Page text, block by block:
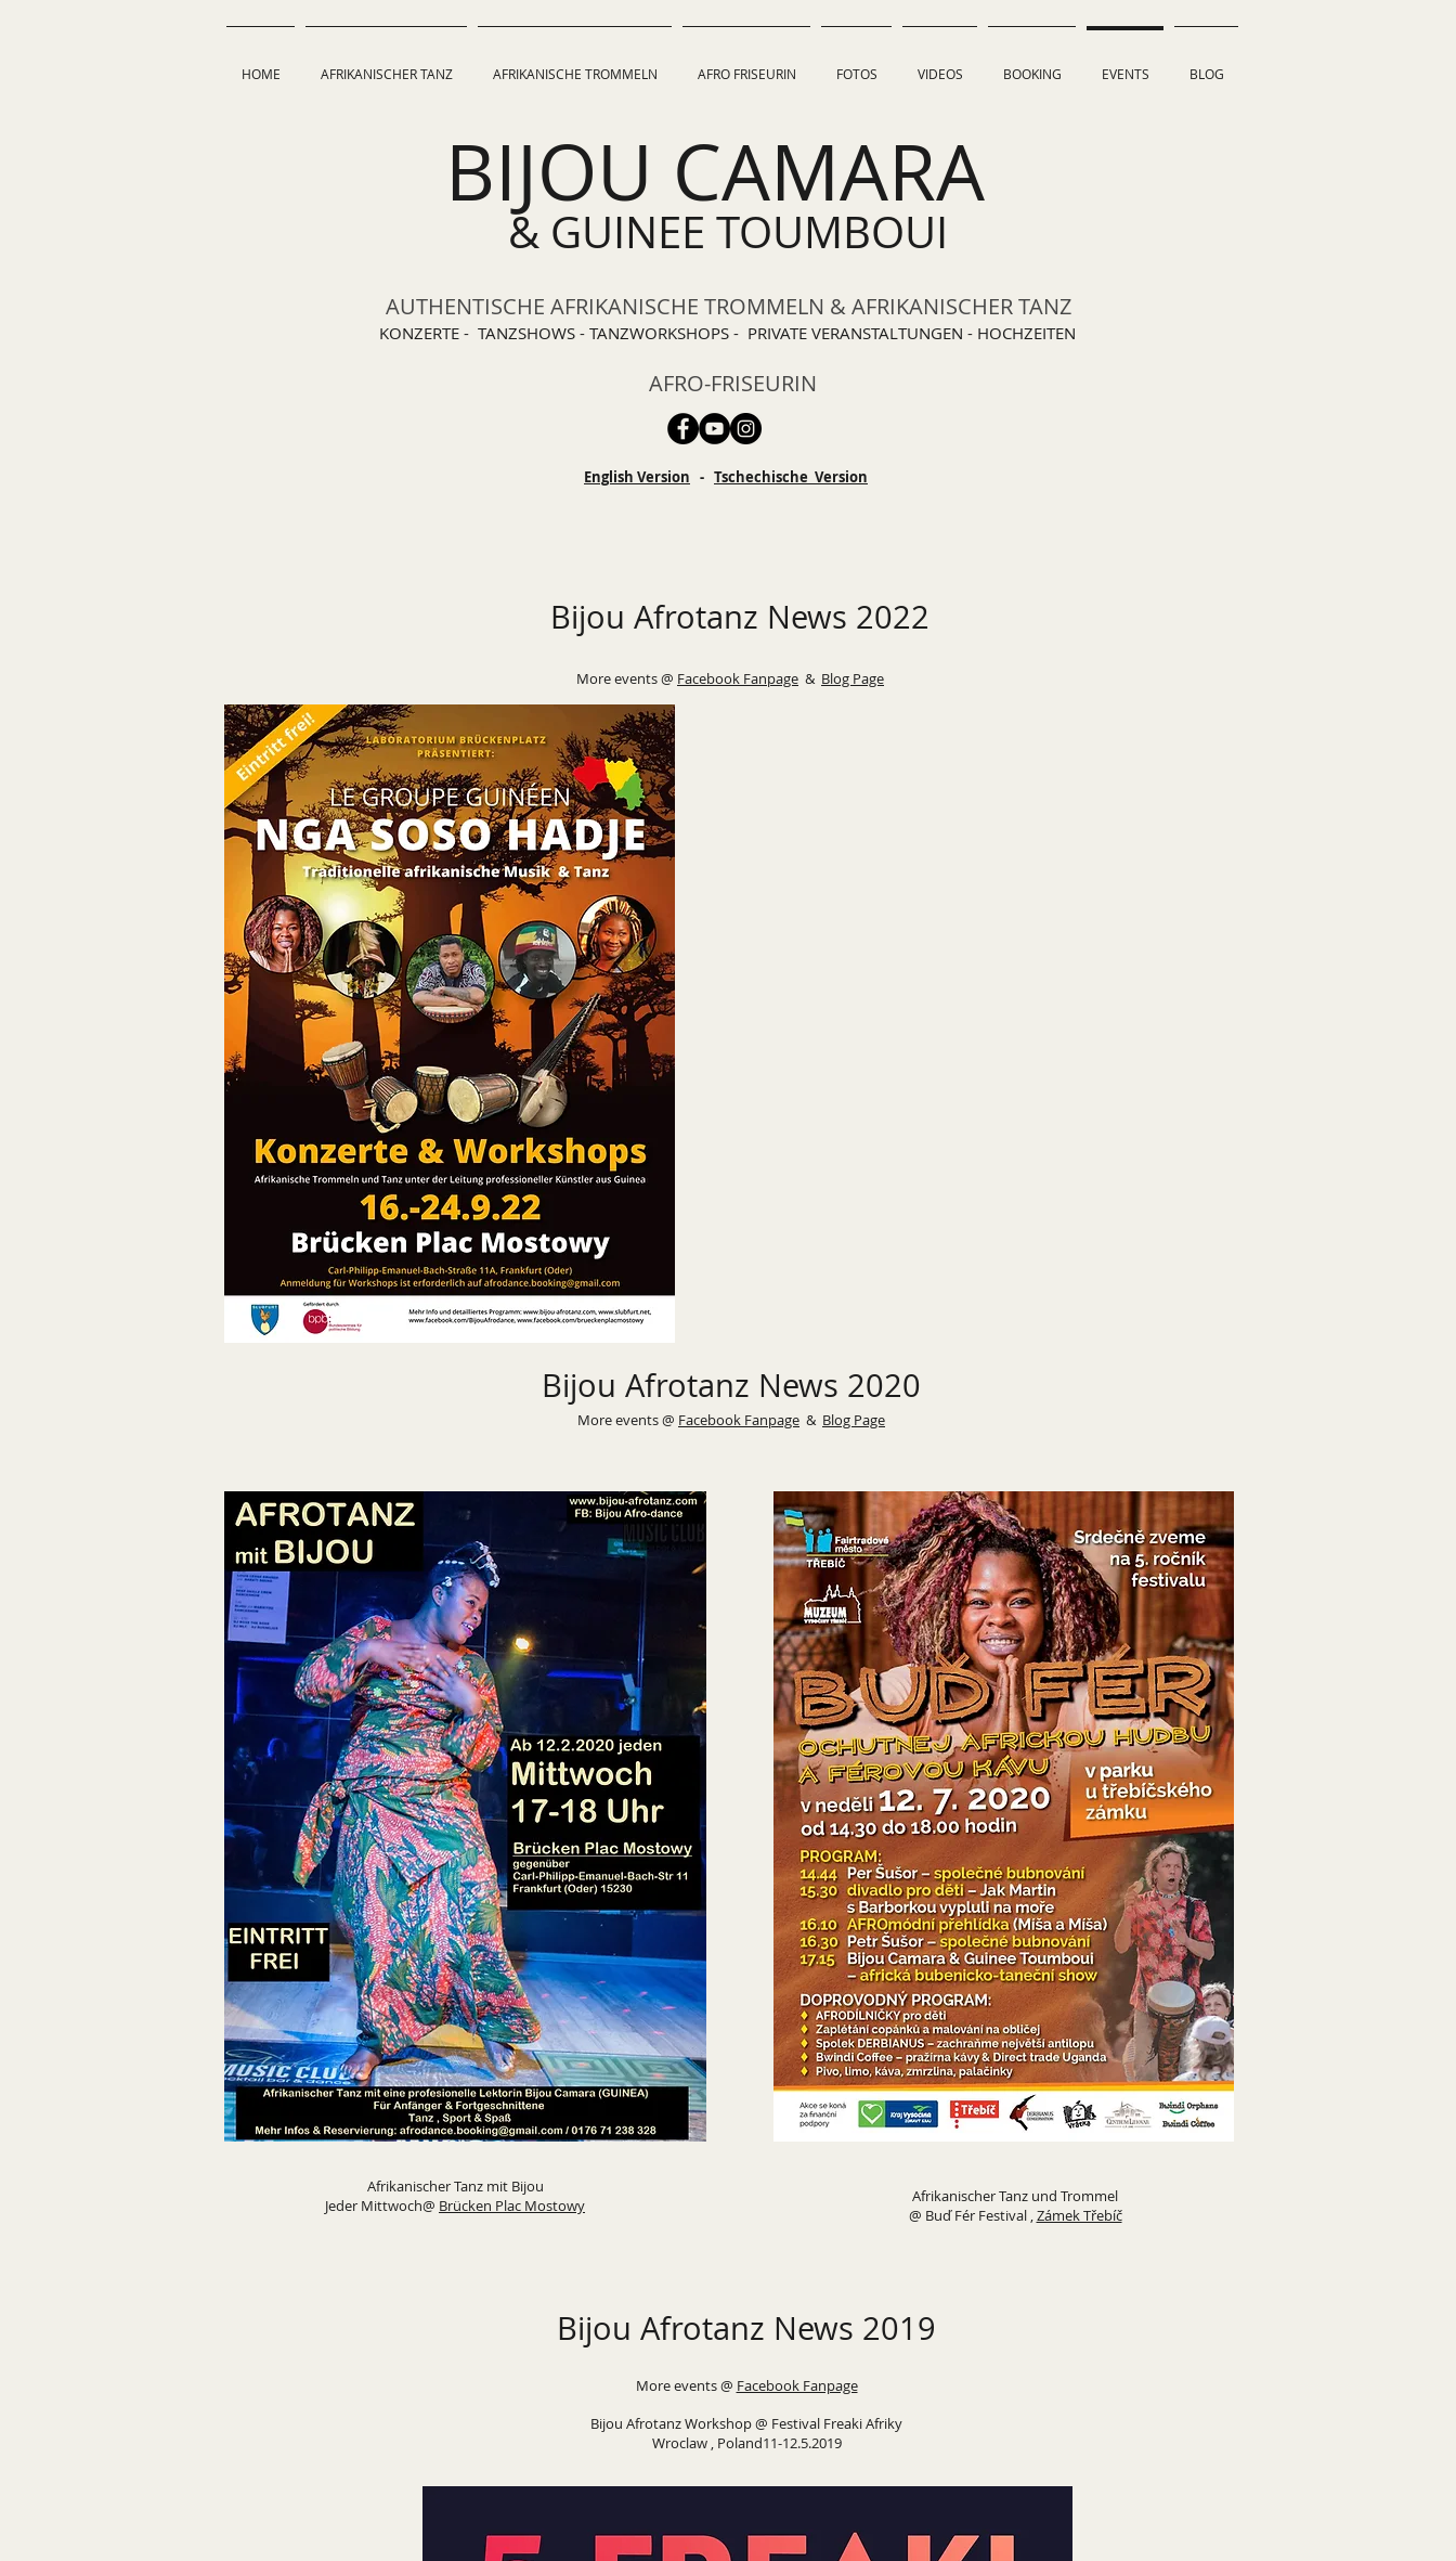
HOME AFRIKANISCHER TANZ AFRIKANISCHE TROMMELN AFRO FRISEURIN FOTOS VIDEOS BOOKING EVENTS BLOG
BIJOU CAMARA
& GUINEE TOUMBOUI
AUTHENTISCHE AFRIKANISCHE TROMMELN & AFRIKANISCHER TANZ
KONZERTE - TANZSHOWS - TANZWORKSHOPS - PRIVATE VERANSTALTUNGEN - HOCHZEITEN
AFRO-FRISEURIN
English Version - Tschechische Version
Bijou Afrotanz News 2022
More events @ Facebook Fanpage & Blog Page
Bijou Afrotanz News 2020
More events @ Facebook Fanpage & Blog Page
Afrikanischer Tanz mit Bijou
Jeder Mittwoch@ Brücken Plac Mostowy
Afrikanischer Tanz und Trommel
@ Buď Fér Festival ,Zámek Třebíč
Bijou Afrotanz News 2019
More events @ Facebook Fanpage
Bijou Afrotanz Workshop @ Festival Freaki Afriky
Wroclaw , Poland11-12.5.2019